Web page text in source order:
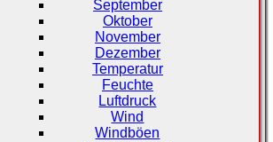
September
Oktober
November
Dezember
Temperatur
Feuchte
Luftdruck
Wind
Windböen